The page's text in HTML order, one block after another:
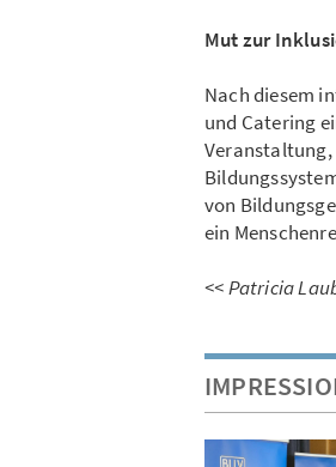
Mut zur
Nach diesem
und Catering
Veranstaltung,
von
ein
<< Patricia